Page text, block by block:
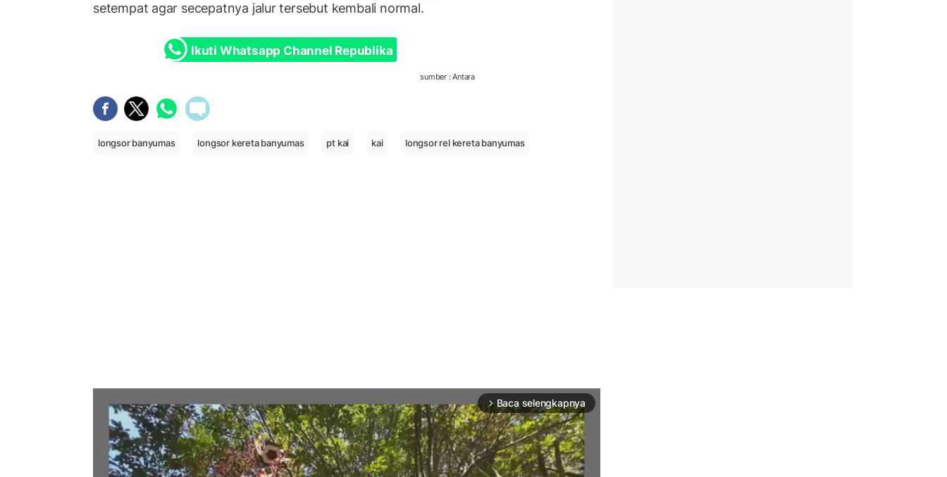
setempat agar secepatnya jalur tersebut kembali normal.
Ikuti Whatsapp Channel Republika
sumber : Antara
longsor banyumas longsor kereta banyumas pt kai kai longsor rel kereta banyumas
arrow_forward_ios Baca selengkapnya